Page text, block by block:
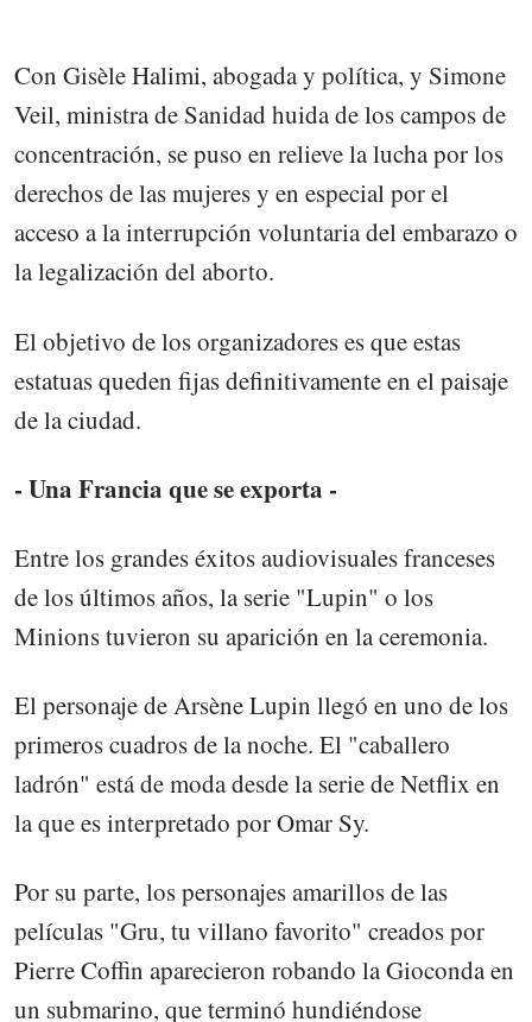
Con Gisèle Halimi, abogada y política, y Simone
Veil, ministra de Sanidad huida de los campos de
concentración, se puso en relieve la lucha por los
derechos de las mujeres y en especial por el
acceso a la interrupción voluntaria del embarazo o
la legalización del aborto.
El objetivo de los organizadores es que estas
estatuas queden fijas definitivamente en el paisaje
de la ciudad.
- Una Francia que se exporta -
Entre los grandes éxitos audiovisuales franceses
de los últimos años, la serie "Lupin" o los
Minions tuvieron su aparición en la ceremonia.
El personaje de Arsène Lupin llegó en uno de los
primeros cuadros de la noche. El "caballero
ladrón" está de moda desde la serie de Netflix en
la que es interpretado por Omar Sy.
Por su parte, los personajes amarillos de las
películas "Gru, tu villano favorito" creados por
Pierre Coffin aparecieron robando la Gioconda en
un submarino, que terminó hundiéndose